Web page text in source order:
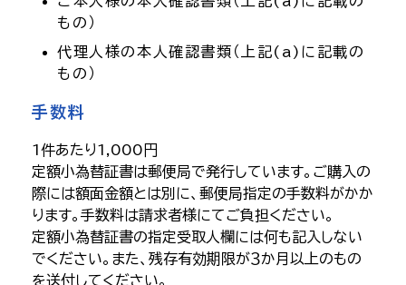
もの）
代理人様の本人確認書類（上記(a)に記載の
もの）
手数料
1件あたり1,000円
定額小為替証書は郵便局で発行しています。ご購入の
際には額面金額とは別に、郵便局指定の手数料がかか
ります。手数料は請求者様にてご負担ください。
定額小為替証書の指定受取人欄には何も記入しない
でください。また、残存有効期限が３か月以上のもの
を送付してください。